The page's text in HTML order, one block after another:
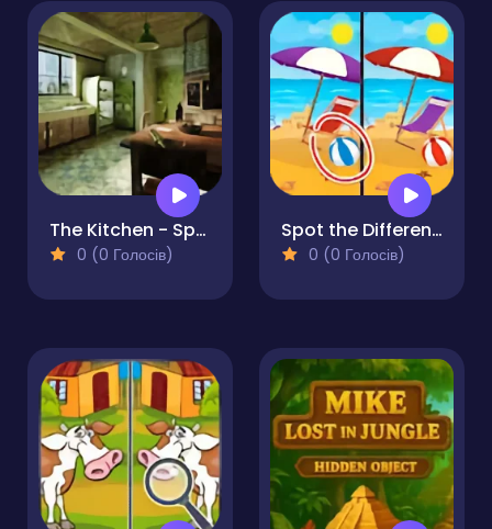
The Kitchen - Spot the differences
0 (0 Голосів)
Spot the Difference - Seasons
0 (0 Голосів)